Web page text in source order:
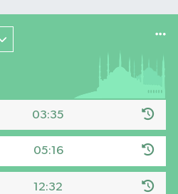
03:35
05:16
12:32